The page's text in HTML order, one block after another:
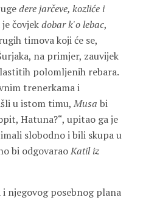
dere jarčeve, kozliće i
je čovjekdobar k'o lebac,
timova koji će se,
na primjer, zauvijek
polomljenih rebara.
trenerkama i
u istom timu,Musa bi
Hatuna?“, upitao ga je
slobodno i bili skupa u
bi odgovaraoKatil iz
njegovog posebnog plana